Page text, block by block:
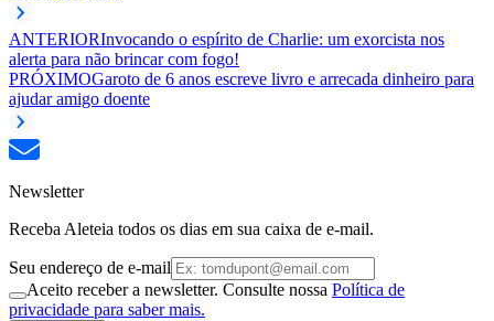
ANTERIORInvocando o espírito de Charlie: um exorcista nos
alerta para não brincar com fogo!
PRÓXIMOGaroto de 6 anos escreve livro e arrecada dinheiro para
ajudar amigo doente
Newsletter
Receba Aleteia todos os dias em sua caixa de e-mail.
Seu endereço de e-mail
Aceito receber a newsletter. Consulte nossa Política de
privacidade para saber mais.